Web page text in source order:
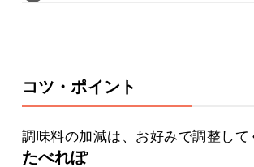
コツ・ポイント
調味料の加減は、お好みで調整して
たべれぽ